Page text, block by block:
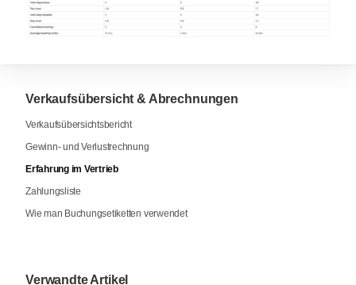
Verkaufsübersicht & Abrechnungen
Verkaufsübersichtsbericht
Gewinn- und Verlustrechnung
Erfahrung im Vertrieb
Zahlungsliste
Wie man Buchungsetiketten verwendet
Verwandte Artikel